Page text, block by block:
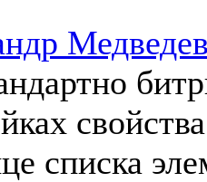
списка